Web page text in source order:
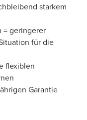
starkem
= geringerer
für die
flexiblen
Garantie